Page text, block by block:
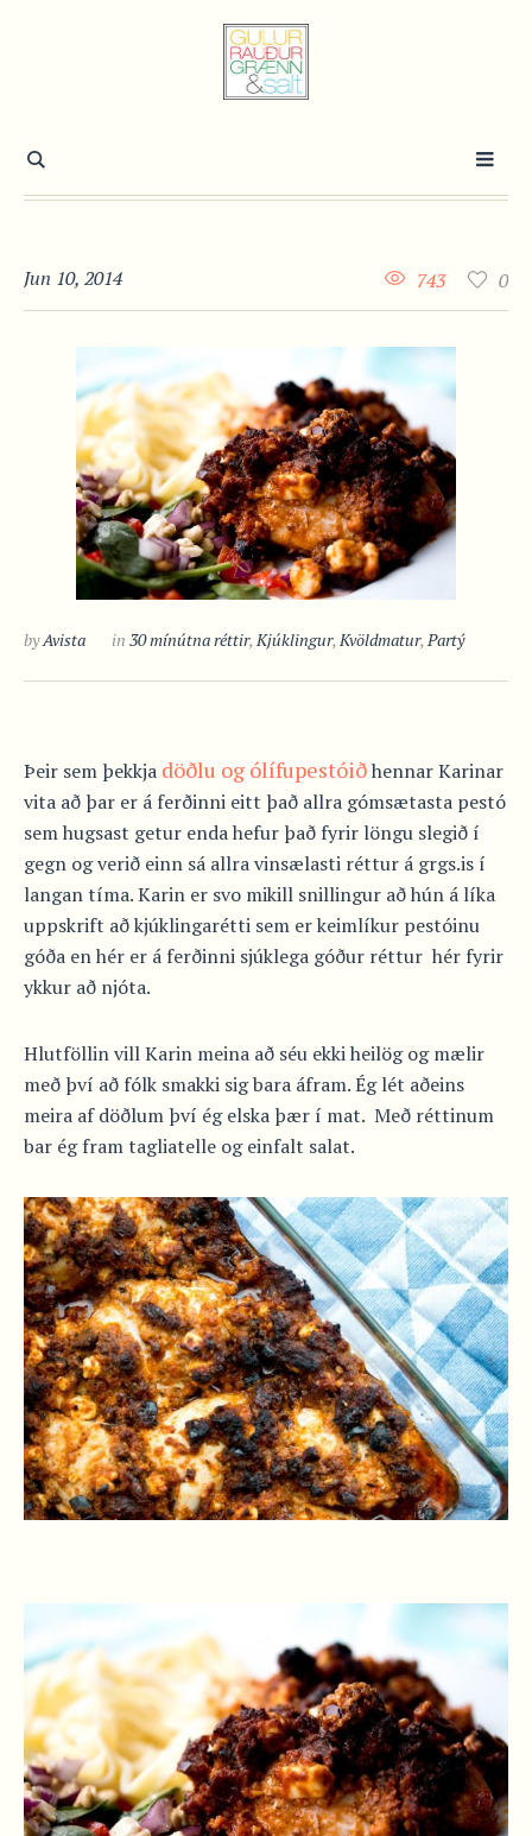
Jun 10, 2014 0
743
byAvista in 30 mínútna réttir,Kjúklingur,Kvöldmatur,Partý
Þeir sem þekkja döðlu og ólífupestóiðhennar Karinar
vita að þar er á ferðinni eitt það allra gómsætasta pestó
sem hugsast getur enda hefur það fyrir löngu slegið í
gegn og verið einn sá allra vinsælasti réttur á grgs.is í
langan tíma. Karin er svo mikill snillingur að hún á líka
uppskrift að kjúklingarétti sem er keimlíkur pestóinu
góða en hér er á ferðinni sjúklega góður réttur hér fyrir
ykkur að njóta.
Hlutföllin vill Karin meina að séu ekki heilög og mælir
með því að fólk smakki sig bara áfram. Ég lét aðeins
meira af döðlum því ég elska þær í mat. Með réttinum
bar ég fram tagliatelle og einfalt salat.